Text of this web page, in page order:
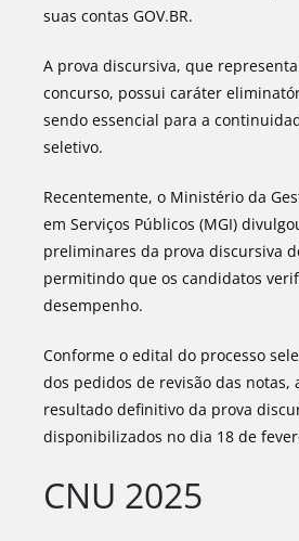
suas contas GOV.BR.
A prova discursiva, que
concurso, possui caráter
sendo essencial para a
seletivo.
Recentemente, o Ministério da
em Serviços Públicos (MGI)
preliminares da prova discursiva
permitindo que os candidatos
desempenho.
Conforme o edital do processo
dos pedidos de revisão das notas,
resultado definitivo da prova
disponibilizados no dia 18 de
CNU 2025